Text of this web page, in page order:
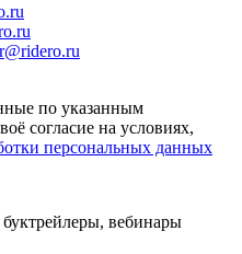
по указанным
согласие на условиях,
персональных данных
вебинары